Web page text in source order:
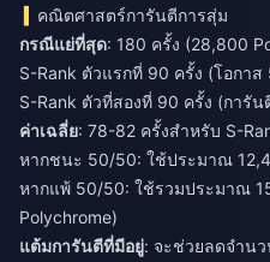
คณิตศาสตร์การันตีการสุ่ม
กรณีแย่ที่สุด: 180 ครั้ง (28,800
S-Rank ตัวแรกที่ 90 ครั้ง (โอกา
S-Rank ตัวที่สองที่ 90 ครั้ง (การั
ค่าเฉลี่ย: 78-82 ครั้งสำหรับ S-
หากชนะ 50/50: ใช้ประมาณ
หากแพ้ 50/50: ใช้รวมประมาณ
Polychrome)
แต้มการันตีที่มีอยู่: จะช่วยลดจำน